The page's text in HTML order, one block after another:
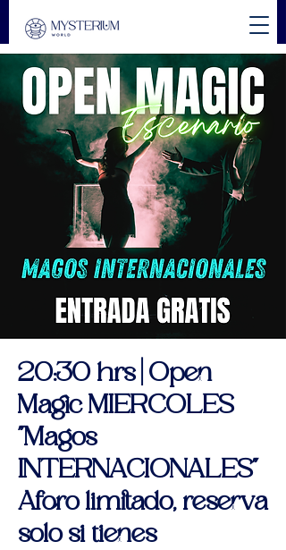
20:30 hrs | Open
Magic MIERCOLES
"Magos
INTERNACIONALES"
Aforo limitado, reserva
solo si tienes